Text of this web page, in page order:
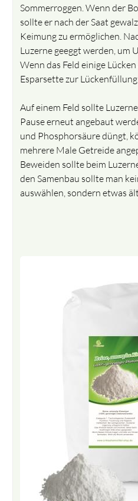
Sommerroggen. Wenn der
sollte er nach der Saat
Keimung zu ermöglichen.
Luzerne geeggt werden, um
Wenn das Feld einige
Esparsette zur
Auf einem Feld sollte
Pause erneut angebaut
und Phosphorsäure düngt,
mehrere Male Getreide
Beweiden sollte beim
den Samenbau sollte man
auswählen, sondern etwas